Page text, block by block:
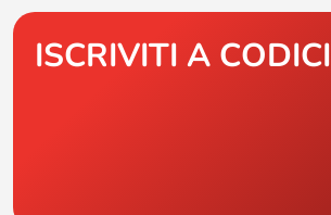
ISCRIVITI A CODICI